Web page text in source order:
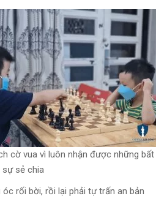
cờ vua vì luôn nhận được những bất
sự sẻ chia
rối bời, rồi lại phải tự trấn an bản